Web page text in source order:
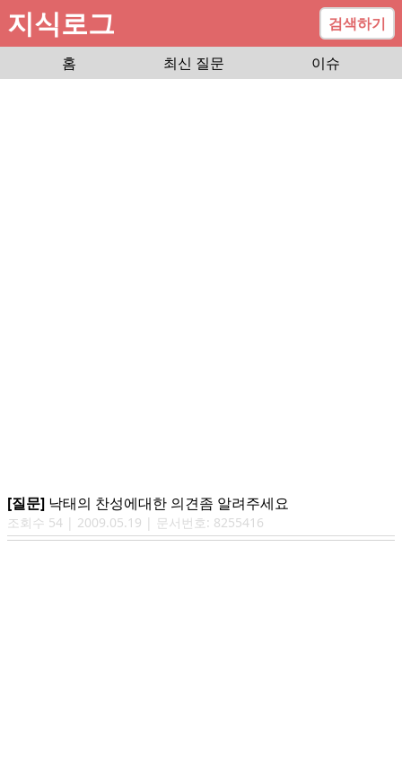
지식로그
검색하기
홈
최신 질문 이슈
[질문] 낙태의 찬성에대한 의견좀 알려주세요
조회수 54 | 2009.05.19 | 문서번호: 8255416